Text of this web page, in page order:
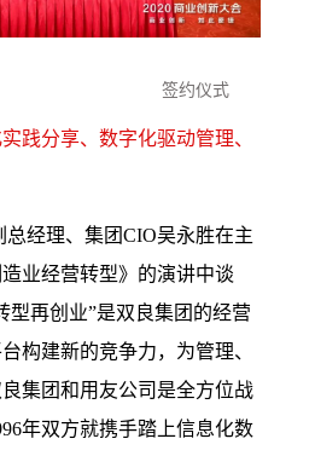
仪式
践分享、 数字化驱动管理、
总经理、集团CIO吴永胜在主
业经营转型》的演讲中谈
型再创业”是双良集团的经营
构建新的竞争力，为管理、
集团和用友公司是全方位战
年双方就携手踏上信息化数